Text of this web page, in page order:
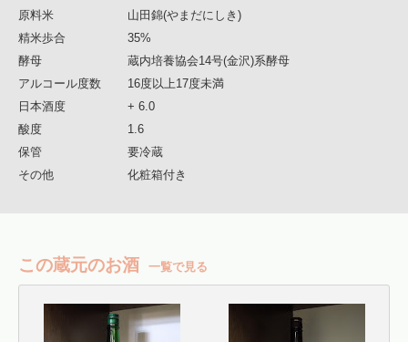
原料米
山田錦(やまだにしき)
精米歩合
35%
酵母
蔵内培養協会14号(金沢)系酵母
アルコール度数
16度以上17度未満
日本酒度
+ 6.0
酸度
1.6
保管
要冷蔵
その他
化粧箱付き
この蔵元のお酒 一覧で見る